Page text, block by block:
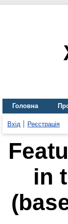
Головна
Вхід Реєстрація
in